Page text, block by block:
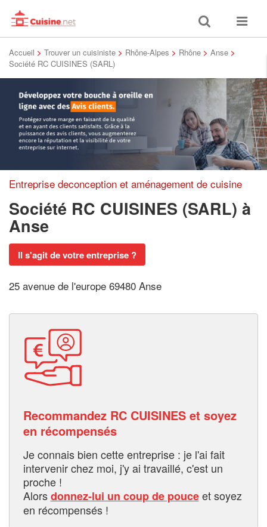
Toggle
search
Toggle
Accueil > Trouver un cuisiniste > Rhône-Alpes > Rhône > Anse >
Société RC CUISINES (SARL)
Entreprise deconception et aménagement de cuisine
Société RC CUISINES (SARL) à
Anse
Il s'agit de votre entreprise ?
25 avenue de l'europe 69480 Anse
Recommandez RC CUISINES et soyez
en récompensés
Je connais bien cette entreprise : je l'ai fait
intervenir chez moi, j'y ai travaillé, c'est un
proche !
Alorsdonnez-lui un coup de pouceet soyez
en récompensés !